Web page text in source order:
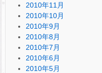
2010年11月
2010年10月
2010年9月
2010年8月
2010年7月
2010年6月
2010年5月